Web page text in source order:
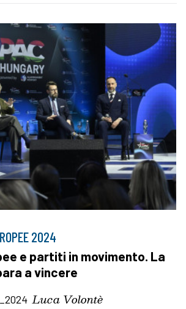
2024
e partiti in movimento. La
a vincere
Luca Volontè